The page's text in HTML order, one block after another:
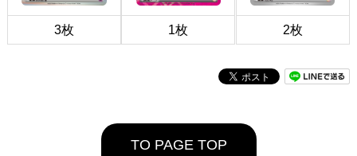
3枚 1枚 2枚
TO PAGE TOP